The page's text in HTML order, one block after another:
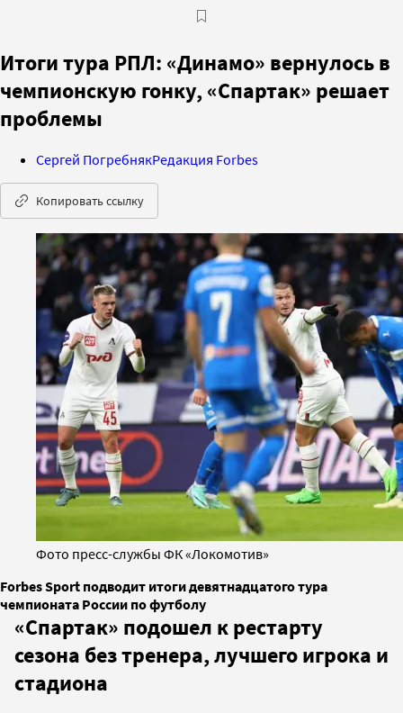
Итоги тура РПЛ: «Динамо» вернулось в
чемпионскую гонку, «Спартак» решает
проблемы
Сергей ПогребнякРедакция Forbes
Копировать ссылку
Фото пресс-службы ФК «Локомотив»
Forbes Sport подводит итоги девятнадцатого тура
чемпионата России по футболу
«Спартак» подошел к рестарту
сезона без тренера, лучшего игрока и
стадиона